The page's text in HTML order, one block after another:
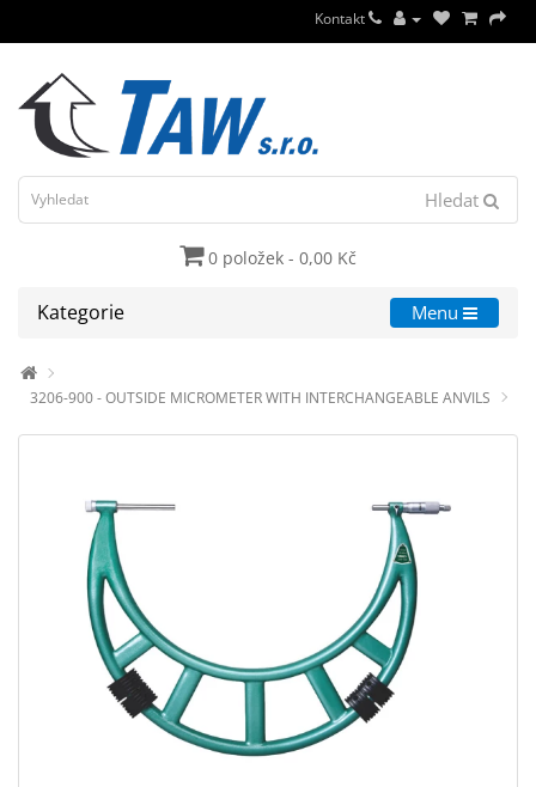
Kontakt
Hledat
0 položek - 0,00 Kč
Kategorie Menu
3206-900 - OUTSIDE MICROMETER WITH INTERCHANGEABLE ANVILS